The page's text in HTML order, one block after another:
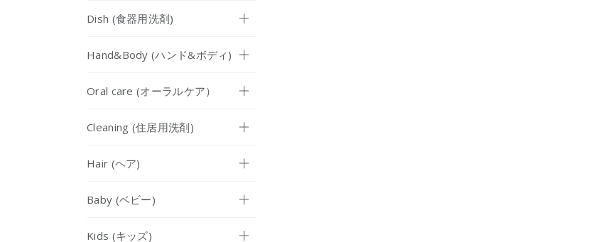
Dish (食器用洗剤)
Hand&Body (ハンド&ボディ)
Oral care (オーラルケア）
Cleaning (住居用洗剤)
Hair (ヘア)
Baby (ベビー)
Kids (キッズ)